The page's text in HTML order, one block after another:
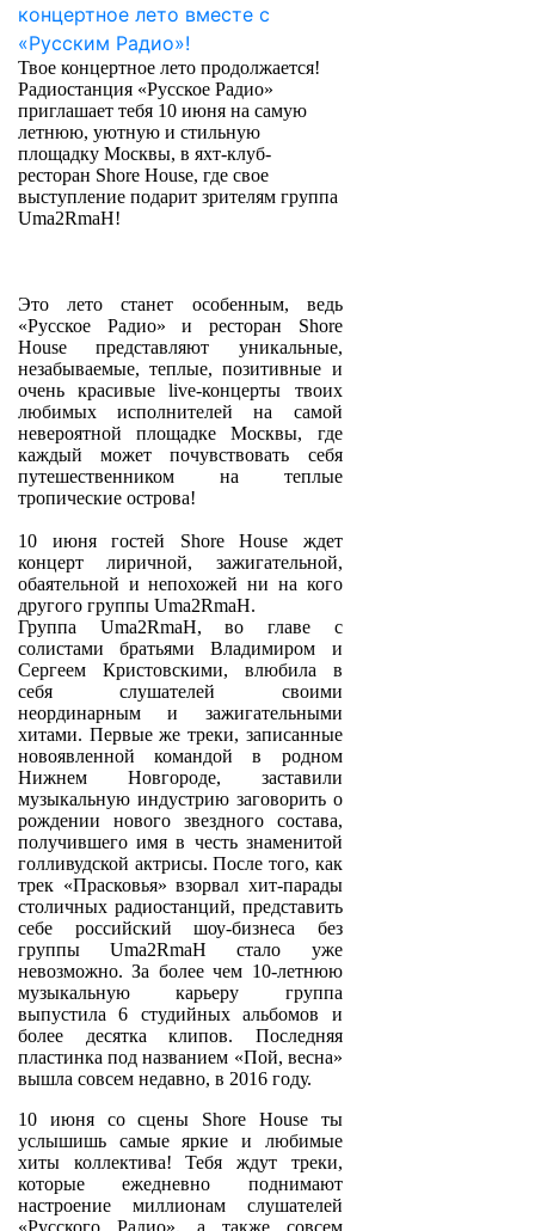
Твое концертное лето продолжается!
Радиостанция «Русское Радио»
приглашает тебя 10 июня на самую
летнюю, уютную и стильную
площадку Москвы, в яхт-клуб-
ресторан Shore House, где свое
выступление подарит зрителям группа
Uma2RmaH!
Это лето станет особенным, ведь
«Русское Радио» и ресторан Shore
House представляют уникальные,
незабываемые, теплые, позитивные и
очень красивые live-концерты твоих
любимых исполнителей на самой
невероятной площадке Москвы, где
каждый может почувствовать себя
путешественником на теплые
тропические острова!
10 июня гостей Shore House ждет
концерт лиричной, зажигательной,
обаятельной и непохожей ни на кого
другого группы Uma2RmaH.
Группа Uma2RmaH, во главе с
солистами братьями Владимиром и
Сергеем Кристовскими, влюбила в
себя слушателей своими
неординарным и зажигательными
хитами. Первые же треки, записанные
новоявленной командой в родном
Нижнем Новгороде, заставили
музыкальную индустрию заговорить о
рождении нового звездного состава,
получившего имя в честь знаменитой
голливудской актрисы. После того, как
трек «Прасковья» взорвал хит-парады
столичных радиостанций, представить
себе российский шоу-бизнеса без
группы Uma2RmaH стало уже
невозможно. За более чем 10-летнюю
музыкальную карьеру группа
выпустила 6 студийных альбомов и
более десятка клипов. Последняя
пластинка под названием «Пой, весна»
вышла совсем недавно, в 2016 году.
10 июня со сцены Shore House ты
услышишь самые яркие и любимые
хиты коллектива! Тебя ждут треки,
которые ежедневно поднимают
настроение миллионам слушателей
«Русского Радио», а также совсем